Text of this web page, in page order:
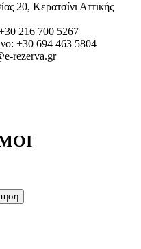
20, Κερατσίνι Αττικής
216 700 5267
+30 694 463 5804
rezerva.gr